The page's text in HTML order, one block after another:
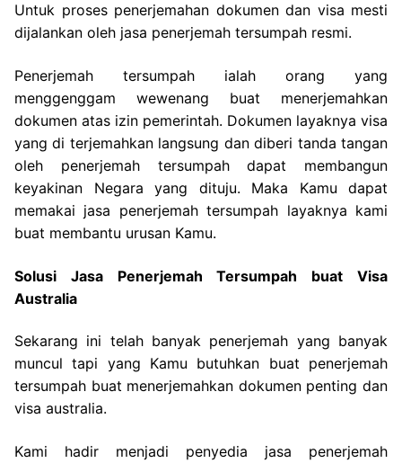
Untuk proses penerjemahan dokumen dan visa mesti
dijalankan oleh jasa penerjemah tersumpah resmi.
Penerjemah tersumpah ialah orang yang
menggenggam wewenang buat menerjemahkan
dokumen atas izin pemerintah. Dokumen layaknya visa
yang di terjemahkan langsung dan diberi tanda tangan
oleh penerjemah tersumpah dapat membangun
keyakinan Negara yang dituju. Maka Kamu dapat
memakai jasa penerjemah tersumpah layaknya kami
buat membantu urusan Kamu.
Solusi Jasa Penerjemah Tersumpah buat Visa
Australia
Sekarang ini telah banyak penerjemah yang banyak
muncul tapi yang Kamu butuhkan buat penerjemah
tersumpah buat menerjemahkan dokumen penting dan
visa australia.
Kami hadir menjadi penyedia jasa penerjemah